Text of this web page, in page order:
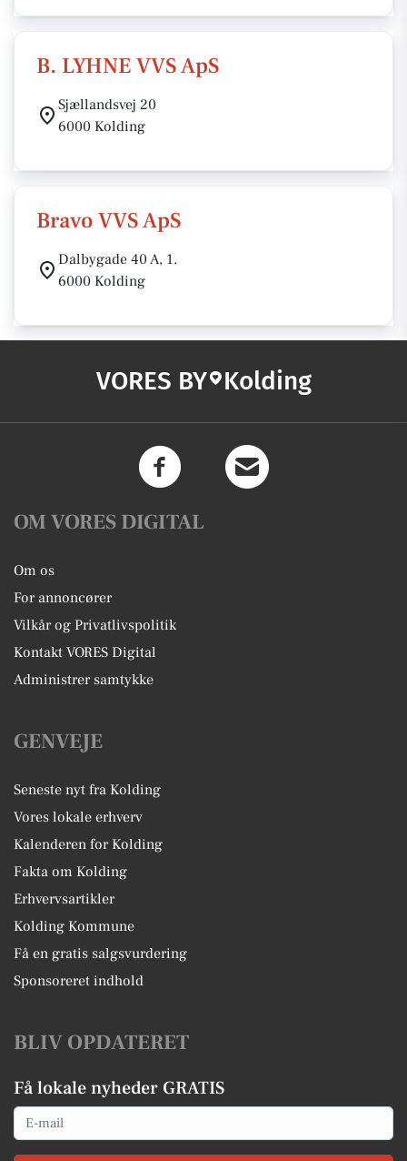
B. LYHNE VVS ApS
Sjællandsvej 20
6000 Kolding
Bravo VVS ApS
Dalbygade 40 A, 1.
6000 Kolding
VORES BY Kolding
OM VORES DIGITAL
Om os
For annoncører
Vilkår og Privatlivspolitik
Kontakt VORES Digital
Administrer samtykke
GENVEJE
Seneste nyt fra Kolding
Vores lokale erhverv
Kalenderen for Kolding
Fakta om Kolding
Erhvervsartikler
Kolding Kommune
Få en gratis salgsvurdering
Sponsoreret indhold
BLIV OPDATERET
Få lokale nyheder GRATIS
Email